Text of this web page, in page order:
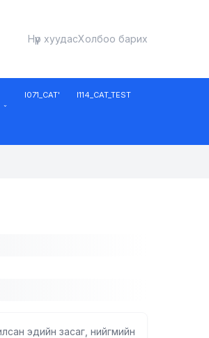
Нүүр хуудасХолбоо барих
I071_CAT' I114_CAT_TEST
эдийн засаг, нийгмийн